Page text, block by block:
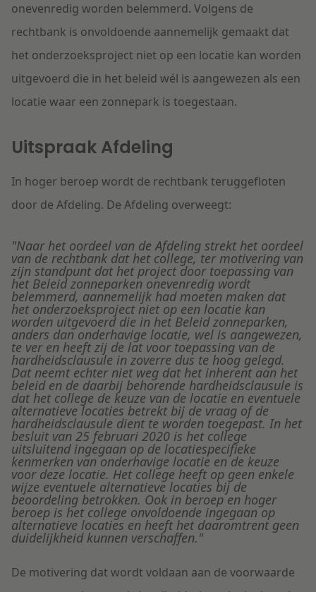
onevenredig worden belemmerd. Volgens de
rechtbank is onvoldoende aannemelijk gemaakt dat
het onderzoeksproject niet op een locatie kan worden
uitgevoerd die in het beleid wél is aangewezen als een
locatie waar een zonnepark is toegestaan.
Uitspraak Afdeling
In hoger beroep wordt de rechtbank teruggefloten
door de Afdeling. De Afdeling overweegt:
"Naar het oordeel van de Afdeling strekt het oordeel
van de rechtbank dat het college, ter motivering van
zijn standpunt dat het project door toepassing van
het Beleid zonneparken onevenredig wordt
belemmerd, aannemelijk had moeten maken dat
het onderzoeksproject niet op een locatie kan
worden uitgevoerd die in het Beleid zonneparken,
anders dan onderhavige locatie, wel is aangewezen,
te ver en heeft zij de lat voor toepassing van de
hardheidsclausule in zoverre dus te hoog gelegd.
Dat neemt echter niet weg dat het inherent aan het
beleid en de daarbij behorende hardheidsclausule is
dat het college de keuze van de locatie en eventuele
alternatieve locaties betrekt bij de vraag of de
hardheidsclausule dient te worden toegepast. In het
besluit van 25 februari 2020 is het college
uitsluitend ingegaan op de locatiespecifieke
kenmerken van onderhavige locatie en de keuze
voor deze locatie. Het college heeft op geen enkele
wijze eventuele alternatieve locaties bij de
beoordeling betrokken. Ook in beroep en hoger
beroep is het college onvoldoende ingegaan op
alternatieve locaties en heeft het daaromtrent geen
duidelijkheid kunnen verschaffen."
De motivering dat wordt voldaan aan de voorwaarde